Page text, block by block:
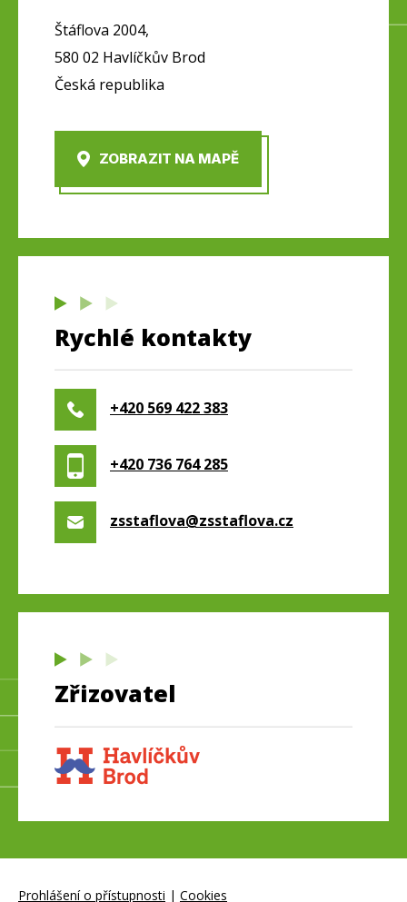
Štáflova 2004,
580 02 Havlíčkův Brod
Česká republika
ZOBRAZIT NA MAPĚ
Rychlé kontakty
+420 569 422 383
+420 736 764 285
zsstaflova@zsstaflova.cz
Zřizovatel
Prohlášení o přístupnosti | Cookies